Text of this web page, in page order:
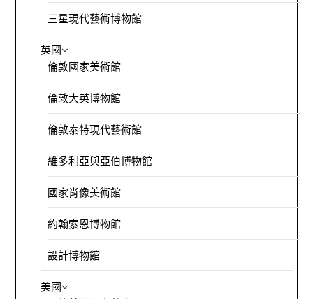
三星現代藝術博物館
英國
倫敦國家美術館
倫敦大英博物館
倫敦泰特現代藝術館
維多利亞與亞伯博物館
國家肖像美術館
約翰索恩博物館
設計博物館
美國